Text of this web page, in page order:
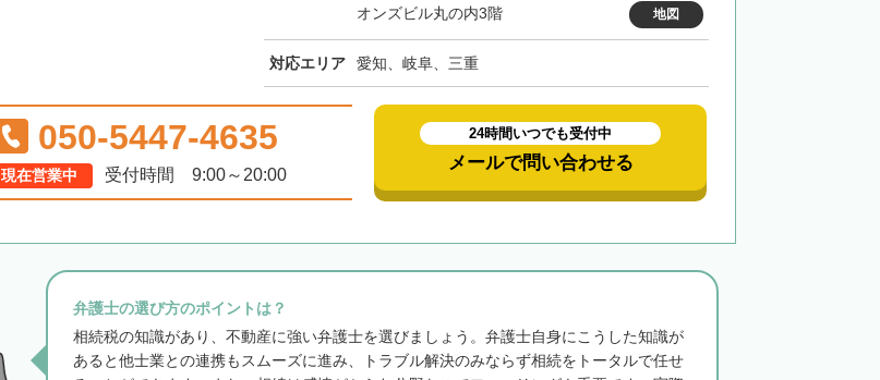
オンズビル丸の内3階
地図
対応エリア 愛知、岐阜、三重
050-5447-4635
現在営業中 受付時間 9:00～20:00
24時間いつでも受付中
メールで問い合わせる
弁護士の選び方のポイントは？
相続税の知識があり、不動産に強い弁護士を選びましょう。弁護士自身にこうした知識が
あると他士業との連携もスムーズに進み、トラブル解決のみならず相続をトータルで任せ